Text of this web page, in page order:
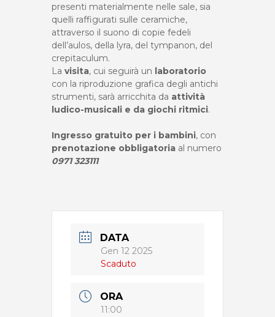
presenti materialmente nelle sale, sia
quelli raffigurati sulle ceramiche,
attraverso il suono di copie fedeli
dell’aulos, della lyra, del tympanon, del
crepitaculum.
La visita, cui seguirà un laboratorio
con la riproduzione grafica degli antichi
strumenti, sarà arricchita da attività
ludico-musicali e da giochi ritmici.
Ingresso gratuito per i bambini, con
prenotazione obbligatoria al numero
0971 323111
DATA
Gen 12 2025
Scaduto
ORA
11:00